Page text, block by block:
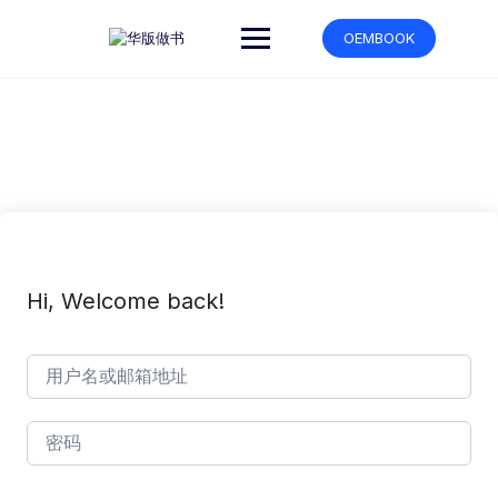
OEMBOOK
Hi, Welcome back!